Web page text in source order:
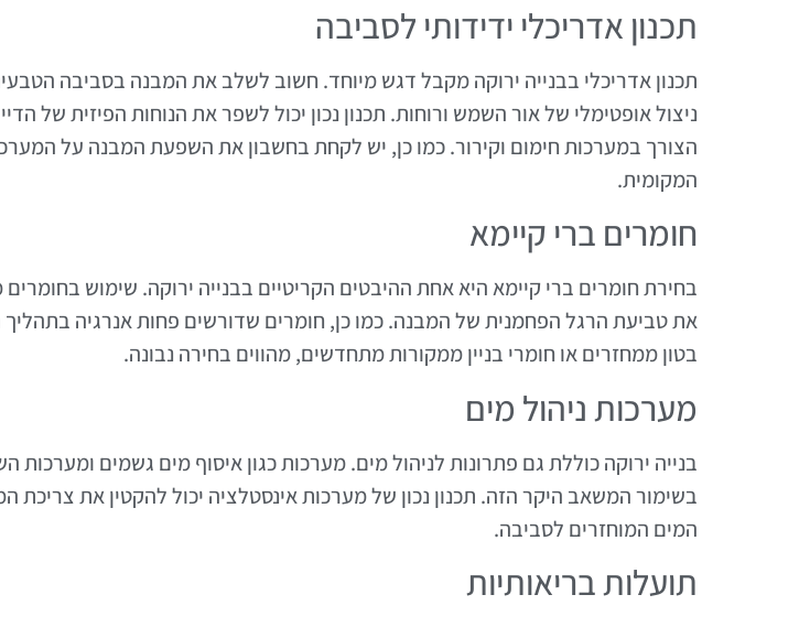
תכנון אדריכלי ידידותי לסביבה
תכנון אדריכלי בבנייה ירוקה מקבל דגש מיוחד. חשוב לשלב את המבנה בסביבה
ניצול אופטימלי של אור השמש ורוחות. תכנון נכון יכול לשפר את הנוחות הפיזית של
הצורך במערכות חימום וקירור. כמו כן, יש לקחת בחשבון את השפעת המבנה על
המקומית.
חומרים ברי קיימא
בחירת חומרים ברי קיימא היא אחת ההיבטים הקריטיים בבנייה ירוקה. שימוש בחומרים
את טביעת הרגל הפחמנית של המבנה. כמו כן, חומרים שדורשים פחות אנרגיה בתהליך
בטון ממחזרים או חומרי בניין ממקורות מתחדשים, מהווים בחירה נבונה.
מערכות ניהול מים
בנייה ירוקה כוללת גם פתרונות לניהול מים. מערכות כגון איסוף מים גשמים ומערכות
בשימור המשאב היקר הזה. תכנון נכון של מערכות אינסטלציה יכול להקטין את צריכת
המים המוחזרים לסביבה.
תועלות בריאותיות